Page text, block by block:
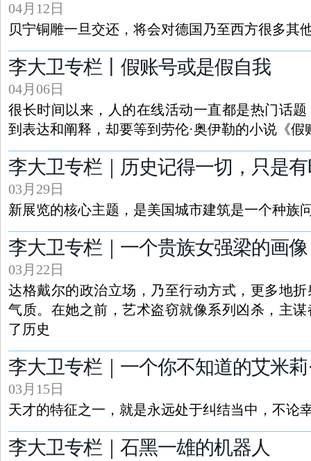
04月12日
贝宁铜雕一旦交还，将会对德国乃至西方很多其
李大卫专栏丨假账号或是假自我
04月06日
很长时间以来，人的在线活动一直都是热门话
到表达和阐释，却要等到劳伦·奥伊勒的小说《假
李大卫专栏｜历史记得一切，只是
03月29日
新展览的核心主题，是美国城市建筑是一个种族
李大卫专栏｜一个贵族女强梁的画像
03月22日
达格戴尔的政治立场，乃至行动方式，更多地
气质。在她之前，艺术盗窃就像系列凶杀，主
了历史
李大卫专栏｜一个你不知道的艾米莉
03月15日
天才的特征之一，就是永远处于纠结当中，不论
李大卫专栏｜石黑一雄的机器人